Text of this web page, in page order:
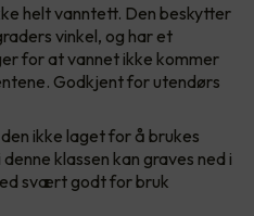
helt vanntett. Den beskytter
vinkel, og har et
for at vannet ikke kommer
Godkjent for utendørs
ikke laget for å brukes
klassen kan graves ned i
svært godt for bruk